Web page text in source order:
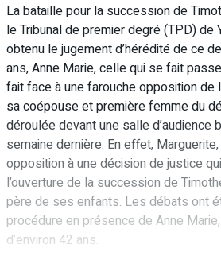
La bataille pour la succession de
le Tribunal de premier degré (TPD) de
obtenu le jugement d’hérédité de ce
ans, Anne Marie, celle qui se fait
fait face à une farouche opposition de
sa coépouse et première femme du
déroulée devant une salle d’audience
semaine dernière. En effet,
opposition à une décision de justice
l’ouverture de la succession de
père de ses enfants. Les débats ont
procédure en présence de Anne
d’environ 42 ans.